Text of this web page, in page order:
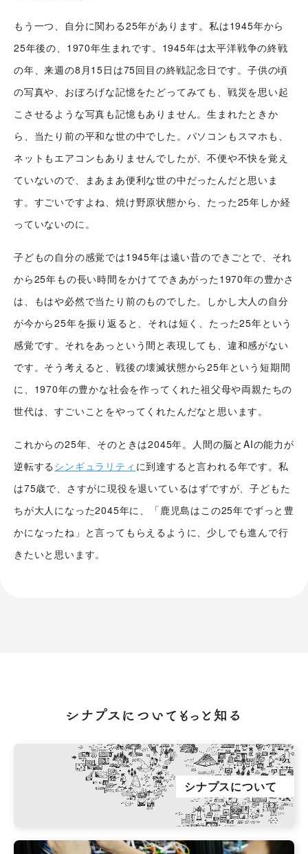
もう一つ、自分に関わる25年があります。私は1945年から
25年後の、1970年生まれです。1945年は太平洋戦争の終戦
の年、来週の8月15日は75回目の終戦記念日です。子供の頃
の写真や、おぼろげな記憶をたどってみても、戦災を思い起
こさせるような写真も記憶もありません。生まれたときか
ら、当たり前の平和な世の中でした。パソコンもスマホも、
ネットもエアコンもありませんでしたが、不便や不快を覚え
ていないので、まあまあ便利な世の中だったんだと思いま
す。すごいですよね、焼け野原状態から、たった25年しか経
っていないのに。
子どもの自分の感覚では1945年は遠い昔のできごとで、それ
から25年もの長い時間をかけてできあがった1970年の豊かさ
は、もはや必然で当たり前のものでした。しかし大人の自分
が今から25年を振り返ると、それは短く、たった25年という
感覚です。それをあっという間と表現しても、違和感がない
です。そう考えると、戦後の壊滅状態から25年という短期間
に、1970年の豊かな社会を作ってくれた祖父母や両親たちの
世代は、すごいことをやってくれたんだなと思います。
これからの25年、そのときは2045年。人間の脳とAIの能力が
逆転する シンギュラリティ に到達すると言われる年です。私
は75歳で、さすがに現役を退いているはずですが、子どもた
ちが大人になった2045年に、「鹿児島はこの25年でずっと豊
かになったね」と言ってもらえるように、少しでも進んで行
きたいと思います。
シナプスについてもっと知る
シナプスについて
シナプストップへ
シナプスについて
シナプスの特長
数字で見るシナプス
サービス紹介
シナプスの技術
シナプスの技術力
シナプス技術者ブログ
シナプスの仕事と
人
沿革
お問い合わせ
公式Twitter
プライバシーポリシー